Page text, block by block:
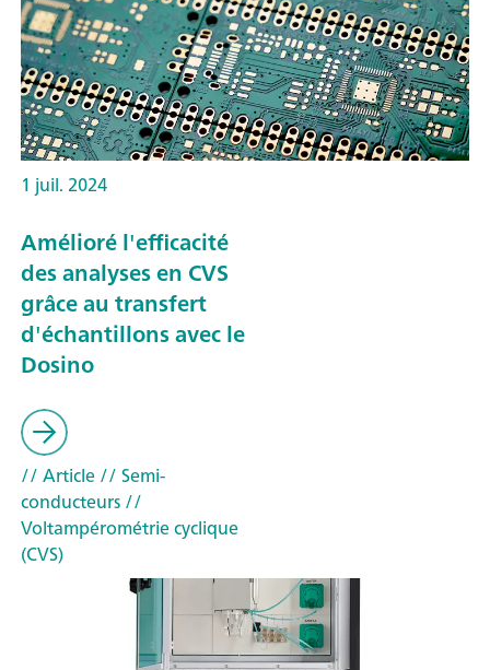
1 juil. 2024
Amélioré l'efficacité
des analyses en CVS
grâce au transfert
d'échantillons avec le
Dosino
// Article// Semi-
conducteurs//
Voltampérométrie cyclique
(CVS)